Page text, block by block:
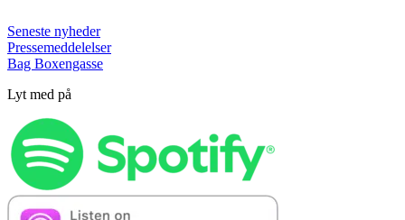
Seneste nyheder
Pressemeddelelser
Bag Boxengasse
Lyt med på